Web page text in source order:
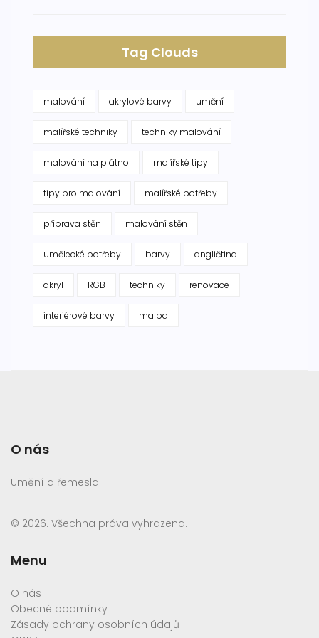
Tag Clouds
malování akrylové barvy umění
malířské techniky techniky malování
malování na plátno malířské tipy
tipy pro malování malířské potřeby
příprava stěn malování stěn
umělecké potřeby barvy angličtina
akryl RGB techniky renovace
interiérové barvy malba
O nás
Umění a řemesla
© 2026. Všechna práva vyhrazena.
Menu
O nás
Obecné podmínky
Zásady ochrany osobních údajů